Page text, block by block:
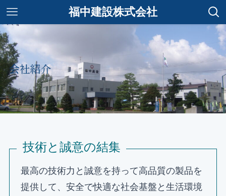
福中建設株式会社
会社紹介
技術と誠意の結集
最高の技術力と誠意を持って高品質の製品を
提供して、安全で快適な社会基盤と生活環境